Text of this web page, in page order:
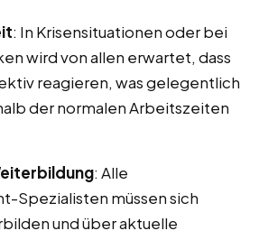
: In Krisensituationen oder bei
wird von allen erwartet, dass
reagieren, was gelegentlich
der normalen Arbeitszeiten
: Alle
Spezialisten müssen sich
und über aktuelle